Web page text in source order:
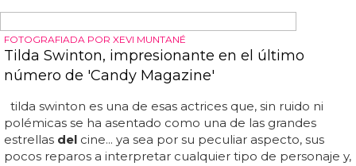
CANTANTES GAYS
'Diva Boy', nuevo disco de Sam Smith